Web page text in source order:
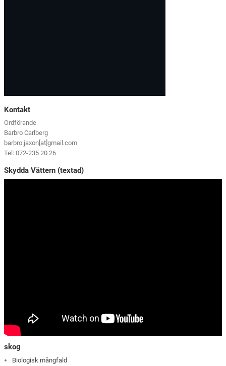
Kontakt
Ordförande
Barbro Carlberg
barbro.jaxon[at]gmail.com
Tel: 072-235 20 26
Skydda Vättern (textad)
skog
Biologisk mångfald